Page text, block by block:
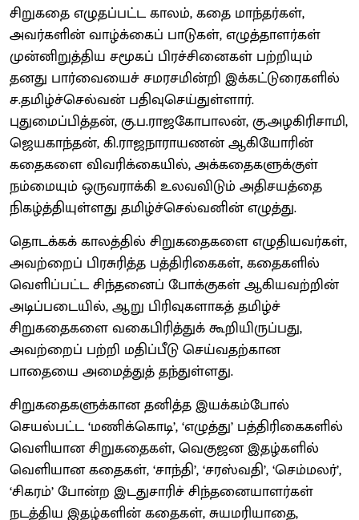
சிறுகதை எழுதப்பட்ட காலம், கதை மாந்தர்கள்,
அவர்களின் வாழ்க்கைப் பாடுகள், எழுத்தாளர்கள்
முன்னிறுத்திய சமூகப் பிரச்சினைகள் பற்றியும்
தனது பார்வையைச் சமரசமின்றி இக்கட்டுரைகளில்
ச.தமிழ்ச்செல்வன் பதிவுசெய்துள்ளார்.
புதுமைப்பித்தன், கு.ப.ராஜகோபாலன், கு.அழகிரிசாமி,
ஜெயகாந்தன், கி.ராஜநாராயணன் ஆகியோரின்
கதைகளை விவரிக்கையில், அக்கதைகளுக்குள்
நம்மையும் ஒருவராக்கி உலவவிடும் அதிசயத்தை
நிகழ்த்தியுள்ளது தமிழ்ச்செல்வனின் எழுத்து.
தொடக்கக் காலத்தில் சிறுகதைகளை எழுதியவர்கள்,
அவற்றைப் பிரசுரித்த பத்திரிகைகள், கதைகளில்
வெளிப்பட்ட சிந்தனைப் போக்குகள் ஆகியவற்றின்
அடிப்படையில், ஆறு பிரிவுகளாகத் தமிழ்ச்
சிறுகதைகளை வகைபிரித்துக் கூறியிருப்பது,
அவற்றைப் பற்றி மதிப்பீடு செய்வதற்கான
பாதையை அமைத்துத் தந்துள்ளது.
சிறுகதைகளுக்கான தனித்த இயக்கம்போல்
செயல்பட்ட ‘மணிக்கொடி’, ‘எழுத்து’ பத்திரிகைகளில்
வெளியான சிறுகதைகள், வெகுஜன இதழ்களில்
வெளியான கதைகள், ‘சாந்தி’, ‘சரஸ்வதி’, ‘செம்மலர்’,
‘சிகரம்’ போன்ற இடதுசாரிச் சிந்தனையாளர்கள்
நடத்திய இதழ்களின் கதைகள், சுயமரியாதை,